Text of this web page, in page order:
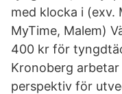
med klocka i (exv.
MyTime, Malem)
400 kr för
Kronoberg
perspektiv för